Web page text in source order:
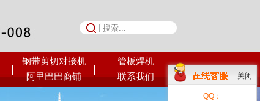
钢带剪切对接机
阿里巴巴商铺
管板焊机
联系我们
荣誉资质
关闭
QQ：